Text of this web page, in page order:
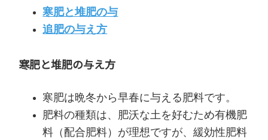
寒肥と堆肥の与
追肥の与え方
寒肥と堆肥の与え方
寒肥は晩冬から早春に与える肥料です。
肥料の種類は、肥沃な土を好むため有機肥
料（配合肥料）が理想ですが、緩効性肥料